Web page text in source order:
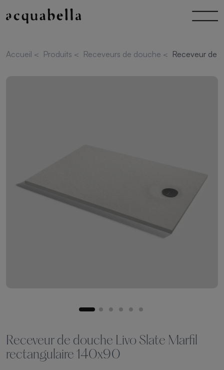
Accueil < Produits < Receveurs de douche < Receveur de
Receveur de douche Livo Slate Marfil
rectangulaire 140x90